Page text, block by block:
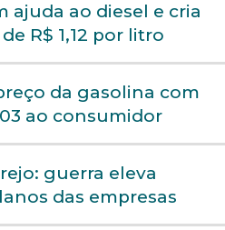
ajuda ao diesel e cria
R$ 1,12 por litro
da gasolina com
ao consumidor
guerra eleva
das empresas